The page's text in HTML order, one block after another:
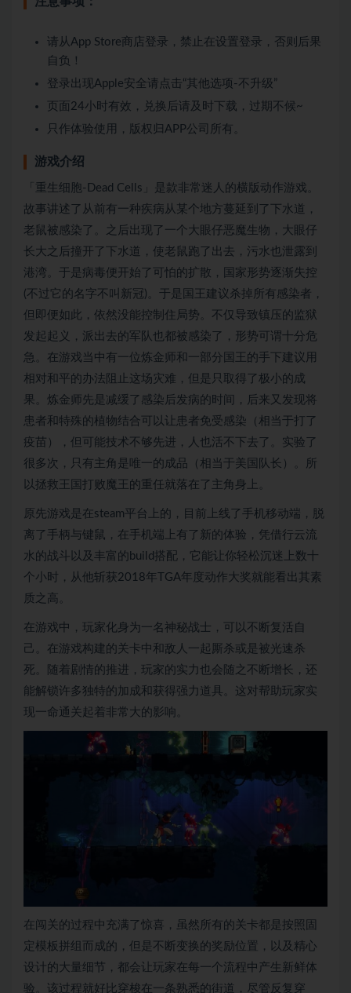
请从App Store商店登录，禁止在设置登录，否则后果
自负！
登录出现Apple安全请点击“其他选项-不升级”
页面24小时有效，兑换后请及时下载，过期不候~
只作体验使用，版权归APP公司所有。
游戏介绍
「重生细胞-Dead Cells」是款非常迷人的横版动作游戏。
故事讲述了从前有一种疾病从某个地方蔓延到了下水道，
老鼠被感染了。之后出现了一个大眼仔恶魔生物，大眼仔
长大之后撞开了下水道，使老鼠跑了出去，污水也泄露到
港湾。于是病毒便开始了可怕的扩散，国家形势逐渐失控
(不过它的名字不叫新冠)。于是国王建议杀掉所有感染者，
但即便如此，依然没能控制住局势。不仅导致镇压的监狱
发起起义，派出去的军队也都被感染了，形势可谓十分危
急。在游戏当中有一位炼金师和一部分国王的手下建议用
相对和平的办法阻止这场灾难，但是只取得了极小的成
果。炼金师先是减缓了感染后发病的时间，后来又发现将
患者和特殊的植物结合可以让患者免受感染（相当于打了
疫苗），但可能技术不够先进，人也活不下去了。实验了
很多次，只有主角是唯一的成品（相当于美国队长）。所
以拯救王国打败魔王的重任就落在了主角身上。
原先游戏是在steam平台上的，目前上线了手机移动端，脱
离了手柄与键鼠，在手机端上有了新的体验，凭借行云流
水的战斗以及丰富的build搭配，它能让你轻松沉迷上数十
个小时，从他斩获2018年TGA年度动作大奖就能看出其素
质之高。
在游戏中，玩家化身为一名神秘战士，可以不断复活自
己。在游戏构建的关卡中和敌人一起厮杀或是被光速杀
死。随着剧情的推进，玩家的实力也会随之不断增长，还
能解锁许多独特的加成和获得强力道具。这对帮助玩家实
现一命通关起着非常大的影响。
在闯关的过程中充满了惊喜，虽然所有的关卡都是按照固
定模板拼组而成的，但是不断变换的奖励位置，以及精心
设计的大量细节，都会让玩家在每一个流程中产生新鲜体
验。该过程就好比穿梭在一条熟悉的街道，尽管反复穿